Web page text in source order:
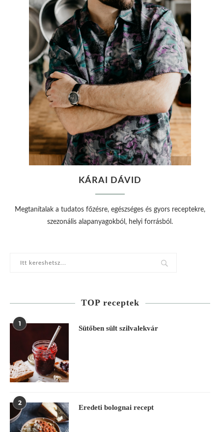
KÁRAI DÁVID
Megtanítalak a tudatos főzésre, egészséges és gyors receptekre,
szezonális alapanyagokból, helyi forrásból.
TOP receptek
1
Sütőben sült szilvalekvár
2
Eredeti bolognai recept